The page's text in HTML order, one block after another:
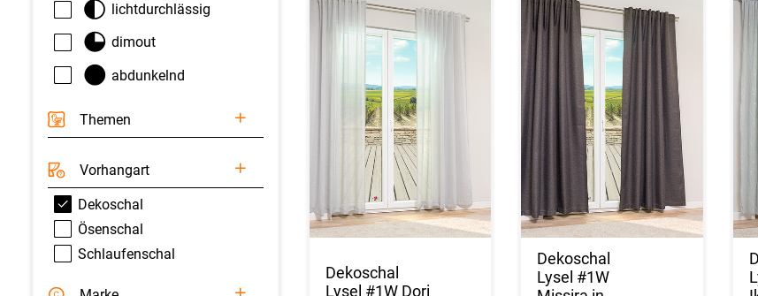
lichtdurchlässig
dimout
abdunkelnd
Themen
Vorhangart
Dekoschal
Ösenschal
Schlaufenschal
Dekoschal
Lysel #1W Dori
Dekoschal
Lysel #1W